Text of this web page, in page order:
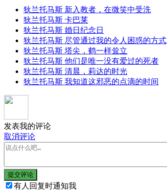
狄兰托马斯 新入教者，在微笑中受洗
狄兰托马斯 卡巴莱
狄兰托马斯 婚日纪念日
狄兰托马斯 尽管通过我的令人困惑的方式
狄兰托马斯 塔尖，鹤一样耸立
狄兰托马斯 他们是唯一没有爱过的死者
狄兰托马斯 清晨，莉达的时光
狄兰托马斯 我知道这邪恶的点滴的时间
发表我的评论
取消评论
提交评论
有人回复时通知我